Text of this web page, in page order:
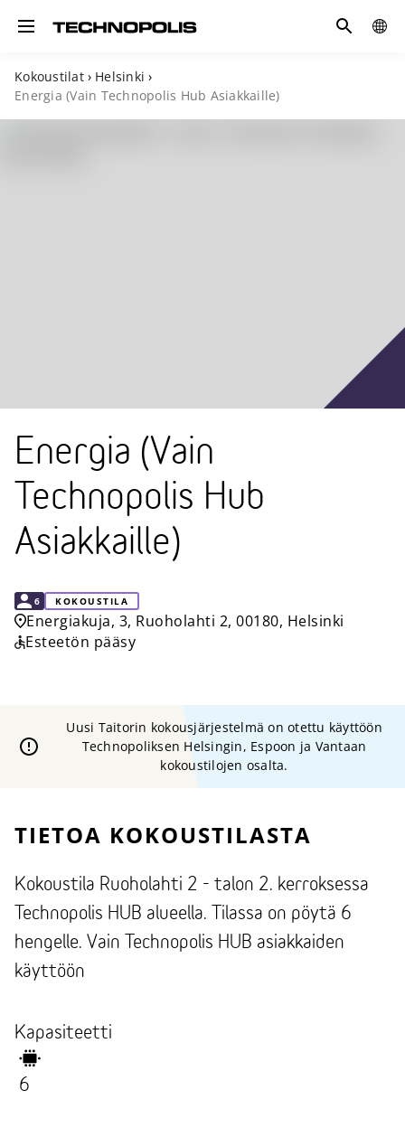
Toggle navigation
Hae
Kokoustilat › Helsinki ›
Energia (Vain Technopolis Hub Asiakkaille)
Energia (Vain
Technopolis Hub
Asiakkaille)
KAPASITEETTI
6 KOKOUSTILA
Energiakuja, 3, Ruoholahti 2, 00180, Helsinki
Esteetön pääsy
Uusi Taitorin kokousjärjestelmä on otettu käyttöön
Technopoliksen Helsingin, Espoon ja Vantaan
kokoustilojen osalta.
TIETOA KOKOUSTILASTA
Kokoustila Ruoholahti 2 - talon 2. kerroksessa
Technopolis HUB alueella. Tilassa on pöytä 6
hengelle. Vain Technopolis HUB asiakkaiden
käyttöön
Kapasiteetti
6